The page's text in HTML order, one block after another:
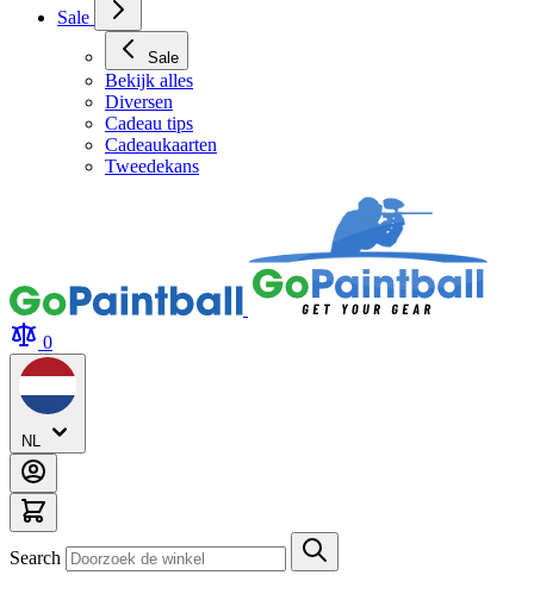
Sale
Sale
Bekijk alles
Diversen
Cadeau tips
Cadeaukaarten
Tweedekans
0
NL
Search